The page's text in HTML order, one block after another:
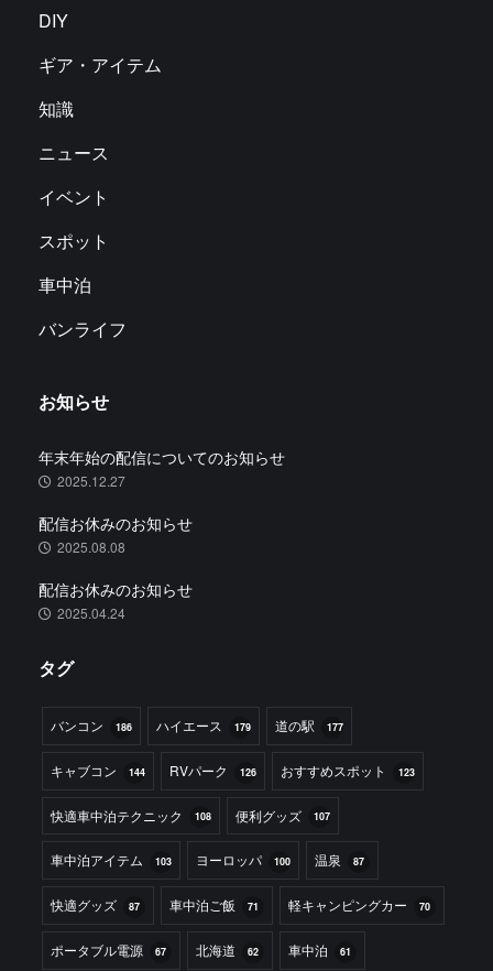
DIY
ギア・アイテム
知識
ニュース
イベント
スポット
車中泊
バンライフ
お知らせ
年末年始の配信についてのお知らせ
2025.12.27
配信お休みのお知らせ
2025.08.08
配信お休みのお知らせ
2025.04.24
タグ
バンコン 186 ハイエース 179 道の駅 177
キャブコン 144 RVパーク 126 おすすめスポット 123
快適車中泊テクニック 108 便利グッズ 107
車中泊アイテム 103 ヨーロッパ 100 温泉 87
快適グッズ 87 車中泊ご飯 71 軽キャンピングカー 70
ポータブル電源 67 北海道 62 車中泊 61